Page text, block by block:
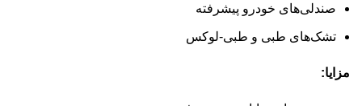
صندلی‌های خودرو پیشرفته
تشک‌های طبی و طبی-لوکس
مزایا: